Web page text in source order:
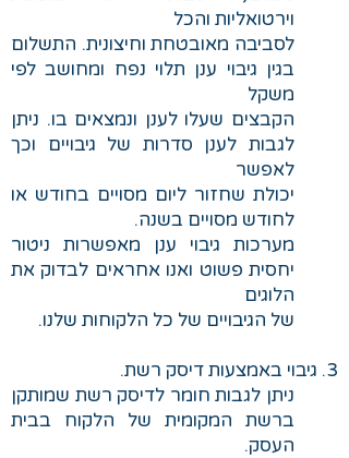
וירטואליות והכל
לסביבה מאובטחת וחיצונית. התשלום
בגין גיבוי ענן תלוי נפח ומחושב לפי
משקל
הקבצים שעלו לענן ונמצאים בו. ניתן
לגבות לענן סדרות של גיבויים וכך
לאפשר
יכולת שחזור ליום מסויים בחודש או
לחודש מסויים בשנה.
מערכות גיבוי ענן מאפשרות ניטור
יחסית פשוט ואנו אחראים לבדוק את
הלוגים
של הגיבויים של כל הלקוחות שלנו.
3. גיבוי באמצעות דיסק רשת.
ניתן לגבות חומר לדיסק רשת שמותקן
ברשת המקומית של הלקוח בבית
העסק.